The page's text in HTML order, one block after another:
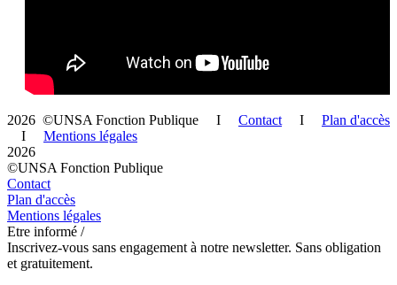
2026 ©UNSA Fonction Publique I Contact I Plan d'accès
I Mentions légales
2026
©UNSA Fonction Publique
Contact
Plan d'accès
Mentions légales
Etre informé /
Inscrivez-vous sans engagement à notre newsletter. Sans obligation
et gratuitement.